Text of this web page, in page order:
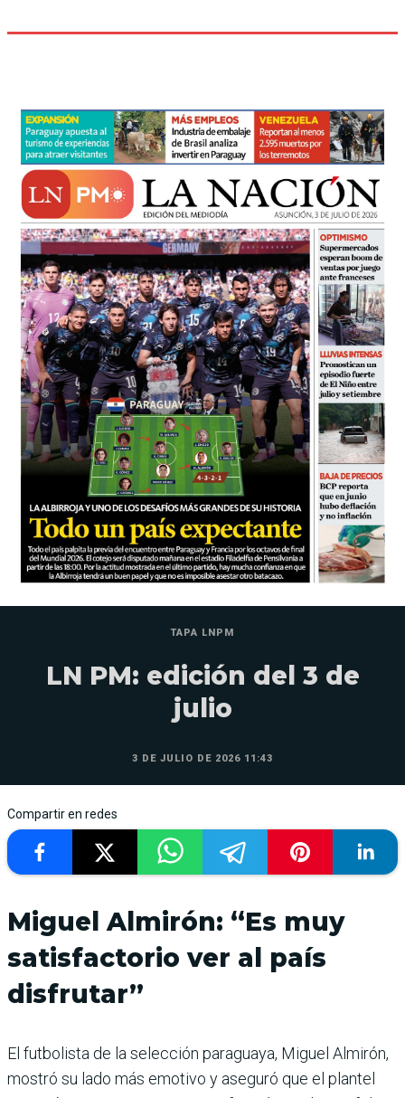
TAPA LNPM
LN PM: edición del 3 de
julio
3 DE JULIO DE 2026 11:43
Compartir en redes
Miguel Almirón: “Es muy
satisfactorio ver al país
disfrutar”
El futbolista de la selección paraguaya, Miguel Almirón,
mostró su lado más emotivo y aseguró que el plantel